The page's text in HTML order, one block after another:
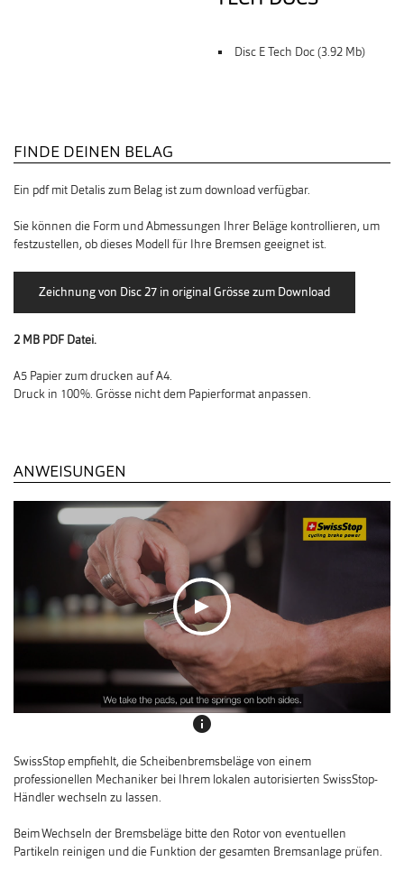
Disc E Tech Doc (3.92 Mb)
FINDE DEINEN BELAG
Ein pdf mit Detalis zum Belag ist zum download verfügbar.
Sie können die Form und Abmessungen Ihrer Beläge kontrollieren, um
festzustellen, ob dieses Modell für Ihre Bremsen geeignet ist.
2 MB PDF Datei.
A5 Papier zum drucken auf A4.
Druck in 100%. Grösse nicht dem Papierformat anpassen.
ANWEISUNGEN
info
SwissStop empfiehlt, die Scheibenbremsbeläge von einem
professionellen Mechaniker bei Ihrem lokalen autorisierten SwissStop-
Händler wechseln zu lassen.
Beim Wechseln der Bremsbeläge bitte den Rotor von eventuellen
Partikeln reinigen und die Funktion der gesamten Bremsanlage prüfen.